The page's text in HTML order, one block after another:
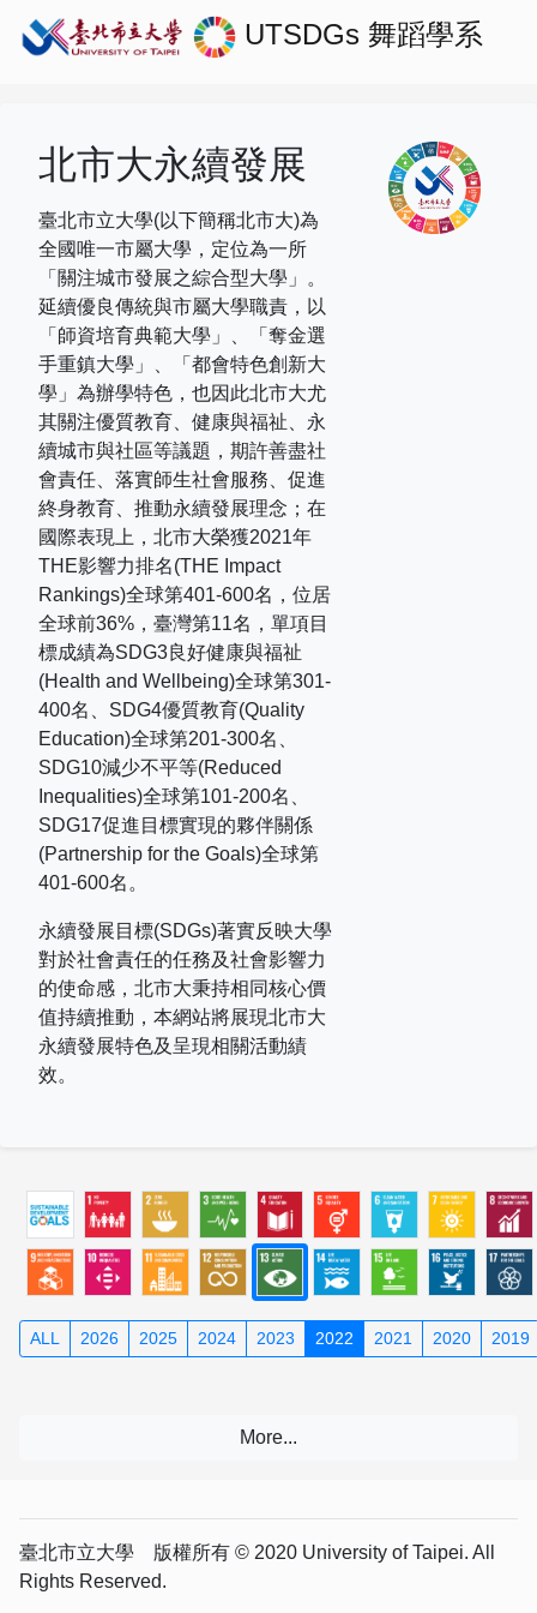
UTSDGs 舞蹈學系
北市大永續發展
臺北市立大學(以下簡稱北市大)為
全國唯一市屬大學，定位為一所
「關注城市發展之綜合型大學」。
延續優良傳統與市屬大學職責，以
「師資培育典範大學」、「奪金選
手重鎮大學」、「都會特色創新大
學」為辦學特色，也因此北市大尤
其關注優質教育、健康與福祉、永
續城市與社區等議題，期許善盡社
會責任、落實師生社會服務、促進
終身教育、推動永續發展理念；在
國際表現上， 北市大榮獲2021年
THE影響力排名(THE Impact
Rankings)全球第401-600名，位居
全球前36% ，臺灣第11名，單項目
標成績為SDG3良好健康與福祉
(Health and Wellbeing)全球第301-
400名、 SDG4優質教育(Quality
Education)全球第201-300名、
SDG10減少不平等(Reduced
Inequalities)全球第101-200名、
SDG17促進目標實現的夥伴關係
(Partnership for the Goals)全球第
401-600名。
永續發展目標(SDGs)著實反映大學
對於社會責任的任務及社會影響力
的使命感，北市大秉持相同核心價
值持續推動，本網站將展現北市大
永續發展特色及呈現相關活動績
效。
ALL 2026 2025 2024 2023 2022 2021 2020 2019
臺北市立大學 版權所有 © 2020 University of Taipei. All
Rights Reserved.